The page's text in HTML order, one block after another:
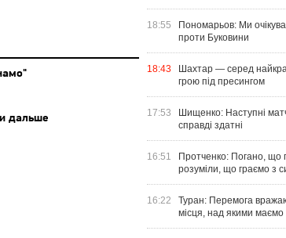
дальше
18:55
Пономарьов: Ми
проти Буковини
18:43
Шахтар — серед
грою під пресингом
17:53
Шищенко: Наступні
справді здатні
16:51
Протченко: Погано, що
розуміли, що граємо з
16:22
Туран: Перемога
місця, над якими